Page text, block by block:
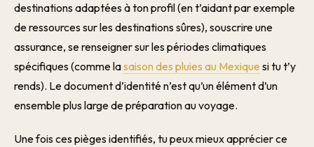
destinations adaptées à ton profil (en t’aidant par exemple
de ressources sur les destinations sûres), souscrire une
assurance, se renseigner sur les périodes climatiques
spécifiques (comme lasaison des pluies au Mexique si tu t’y
rends). Le document d’identité n’est qu’un élément d’un
ensemble plus large de préparation au voyage.
Une fois ces pièges identifiés, tu peux mieux apprécier ce